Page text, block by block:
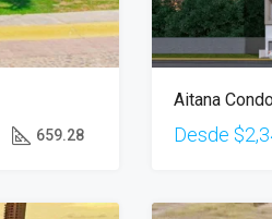
659.28
Aitana
Desde